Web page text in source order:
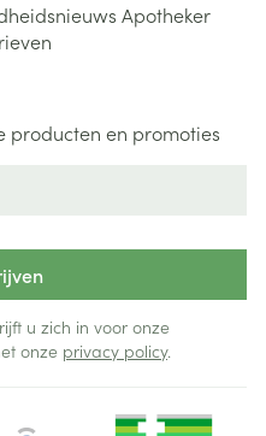
Apotheker
producten en promoties
u zich in voor onze
onze privacy policy.